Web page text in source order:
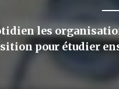
les
pour étudier